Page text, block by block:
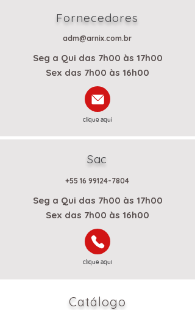
Fornecedores
adm@arnix.com.br
Seg a Qui das 7h00 às 17h00
Sex das 7h00 às 16h00
clique aqui
Sac
+55 16 99124-7804
Seg a Qui das 7h00 às 17h00
Sex das 7h00 às 16h00
clique aqui
Catálogo